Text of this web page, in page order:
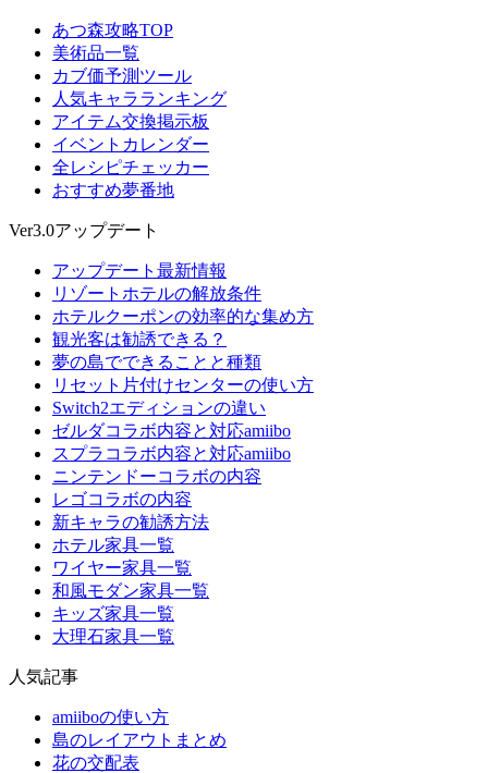
あつ森攻略TOP
美術品一覧
カブ価予測ツール
人気キャラランキング
アイテム交換掲示板
イベントカレンダー
全レシピチェッカー
おすすめ夢番地
Ver3.0アップデート
アップデート最新情報
リゾートホテルの解放条件
ホテルクーポンの効率的な集め方
観光客は勧誘できる？
夢の島でできることと種類
リセット片付けセンターの使い方
Switch2エディションの違い
ゼルダコラボ内容と対応amiibo
スプラコラボ内容と対応amiibo
ニンテンドーコラボの内容
レゴコラボの内容
新キャラの勧誘方法
ホテル家具一覧
ワイヤー家具一覧
和風モダン家具一覧
キッズ家具一覧
大理石家具一覧
人気記事
amiiboの使い方
島のレイアウトまとめ
花の交配表